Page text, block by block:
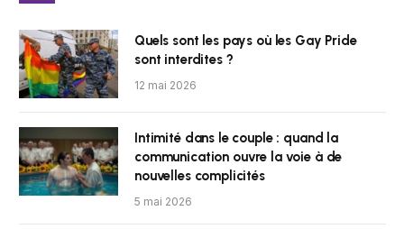
Quels sont les pays où les Gay Pride
sont interdites ?
12 mai 2026
Intimité dans le couple : quand la
communication ouvre la voie à de
nouvelles complicités
5 mai 2026